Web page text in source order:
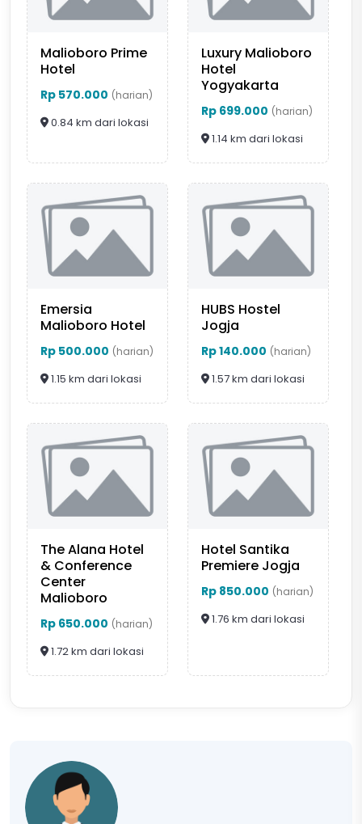
Malioboro Prime
Hotel
Rp 570.000 (harian)
0.84 km dari lokasi
Luxury Malioboro
Hotel
Yogyakarta
Rp 699.000 (harian)
1.14 km dari lokasi
Emersia
Malioboro Hotel
Rp 500.000 (harian)
1.15 km dari lokasi
HUBS Hostel
Jogja
Rp 140.000 (harian)
1.57 km dari lokasi
The Alana Hotel
& Conference
Center
Malioboro
Rp 650.000 (harian)
1.72 km dari lokasi
Hotel Santika
Premiere Jogja
Rp 850.000 (harian)
1.76 km dari lokasi